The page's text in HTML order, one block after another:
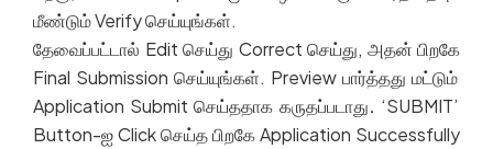
மீண்டும்Verifyசெய்யுங்கள்.
தேவைப்பட்டால் Edit செய்து Correct செய்து, அதன் பிறகே
Final Submission செய்யுங்கள். Preview பார்த்தது மட்டும்
Application Submitசெய்ததாக கருதப்படாது. ‘SUBMIT’
Button-ஐClickசெய்தபிறகேApplication Successfully